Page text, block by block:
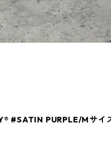
#SATIN PURPLE/Mサイ